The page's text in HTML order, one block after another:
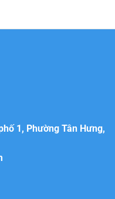
1, Phường Tân Hưng,